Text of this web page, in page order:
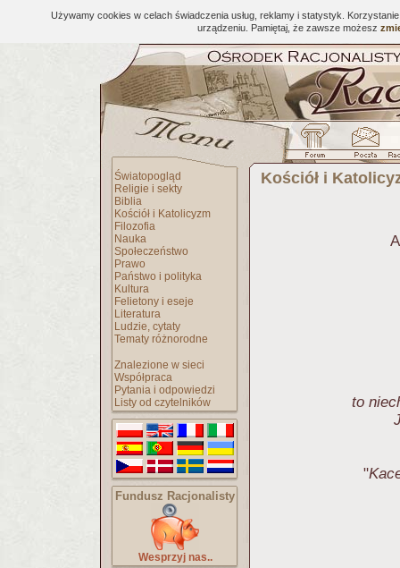
Używamy cookies w celach świadczenia usług, reklamy i statystyk.
urządzeniu. Pamiętaj, że zawsze możesz
Światopogląd
Religie i sekty
Biblia
Kościół i Katolicyzm
Filozofia
Nauka
Społeczeństwo
Prawo
Państwo i polityka
Kultura
Felietony i eseje
Literatura
Ludzie, cytaty
Tematy różnorodne
Znalezione w sieci
Współpraca
Pytania i odpowiedzi
Listy od czytelników
Fundusz Racjonalisty
Wesprzyj nas..
Kościół i
to
"